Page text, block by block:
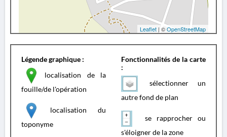
Leaflet | ©OpenStreetMap
Légende graphique :
localisation de la
fouille/de l'opération
localisation du
toponyme
Fonctionnalités de la carte
:
sélectionner un
autre fond de plan
se rapprocher ou
s'éloigner de la zone